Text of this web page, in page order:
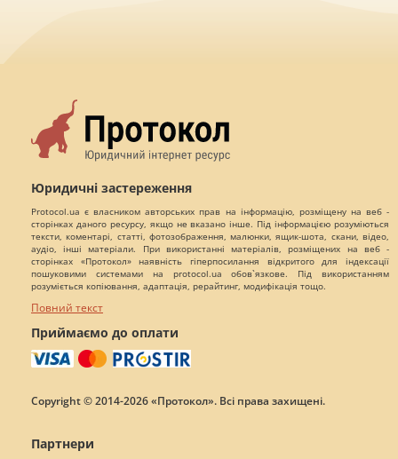
Юридичні застереження
Protocol.ua є власником авторських прав на інформацію, розміщену на веб -
сторінках даного ресурсу, якщо не вказано інше. Під інформацією розуміються
тексти, коментарі, статті, фотозображення, малюнки, ящик-шота, скани, відео,
аудіо, інші матеріали. При використанні матеріалів, розміщених на веб -
сторінках «Протокол» наявність гіперпосилання відкритого для індексації
пошуковими системами на protocol.ua обов`язкове. Під використанням
розуміється копіювання, адаптація, рерайтинг, модифікація тощо.
Повний текст
Приймаємо до оплати
Copyright © 2014-2026 «Протокол». Всі права захищені.
Партнери